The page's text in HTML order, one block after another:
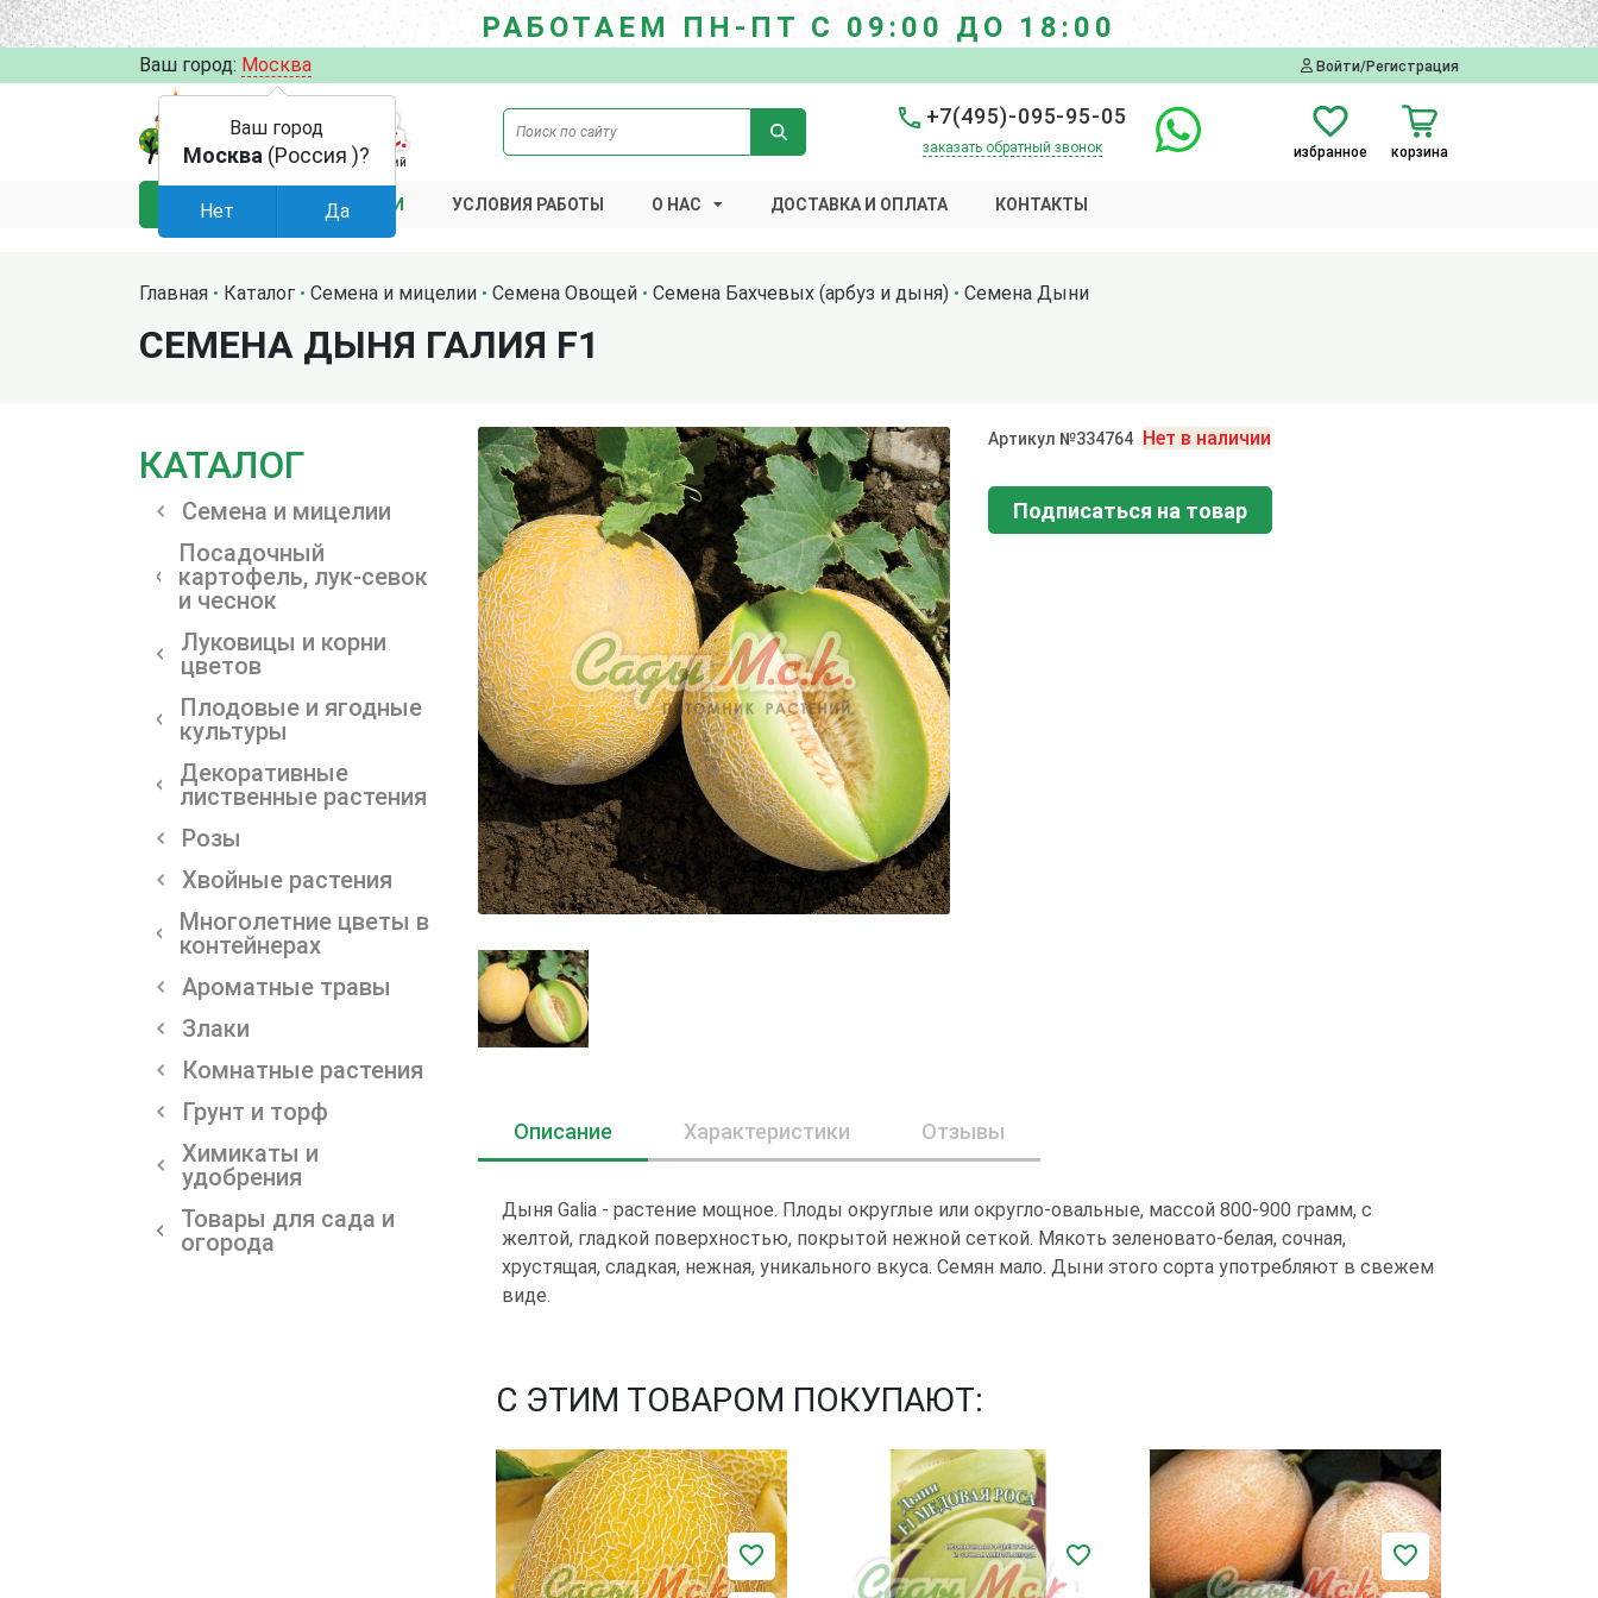
РАБОТАЕМ ПН-ПТ С 09:00 ДО 18:00
Ваш город: Москва Войти/Регистрация
+7(495)-095-95-05
заказать обратный звонок избранное корзина
КАТАЛОГ АКЦИИ УСЛОВИЯ РАБОТЫ О НАС ДОСТАВКА И ОПЛАТА КОНТАКТЫ
Главная Каталог Семена и мицелии Семена Овощей Семена Бахчевых (арбуз и дыня) Семена Дыни
СЕМЕНА ДЫНЯ ГАЛИЯ F1
КАТАЛОГ
Семена и мицелии
Посадочный
картофель, лук-севок
и чеснок
Луковицы и корни
цветов
Плодовые и ягодные
культуры
Декоративные
лиственные растения
Розы
Хвойные растения
Многолетние цветы в
контейнерах
Ароматные травы
Злаки
Комнатные растения
Грунт и торф
Химикаты и
удобрения
Товары для сада и
огорода
Артикул №334764 Нет в наличии
Подписаться на товар
Описание Характеристики Отзывы
Дыня Galia - растение мощное. Плоды округлые или округло-овальные, массой 800-900 грамм, с
желтой, гладкой поверхностью, покрытой нежной сеткой. Мякоть зеленовато-белая, сочная,
хрустящая, сладкая, нежная, уникального вкуса. Семян мало. Дыни этого сорта употребляют в свежем
виде.
С ЭТИМ ТОВАРОМ ПОКУПАЮТ:
Ваш город
Москва (Россия )?
Нет Да